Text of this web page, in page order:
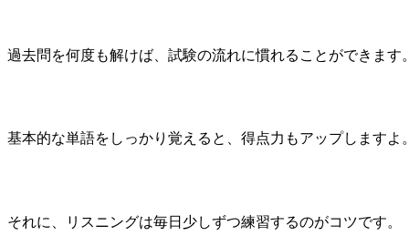
過去問を何度も解けば、試験の流れに慣れることができます
基本的な単語をしっかり覚えると、得点力もアップしますよ
それに、リスニングは毎日少しずつ練習するのがコツです。